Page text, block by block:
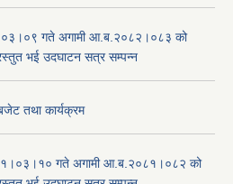
गते अगामी आ.ब.२०८२।०८३ को
भई उदघाटन सत्र सम्पन्न
तथा कार्यक्रम
गते अगामी आ.ब.२०८१।०८२ को